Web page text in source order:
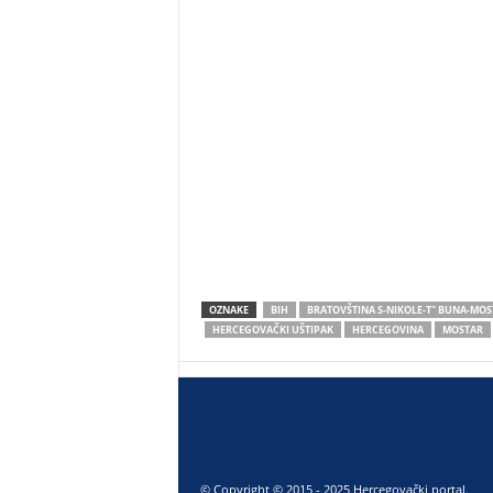
OZNAKE BIH
BRATOVŠTINA S-NIKOLE-T" BUNA-
HERCEGOVAČKI UŠTIPAK
HERCEGOVINA MOSTAR
© Copyright © 2015 - 2025 Hercegovački portal.